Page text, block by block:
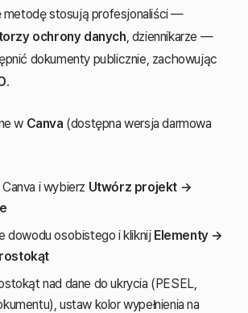
metodę stosują profesjonaliści —
ochrony danych, dziennikarze —
dokumenty publicznie, zachowując
.
w Canva (dostępna wersja darmowa
i wybierz Utwórz projekt →
dowodu osobistego i kliknij Elementy →
nad dane do ukrycia (PESEL,
ustaw kolor wypełnienia na